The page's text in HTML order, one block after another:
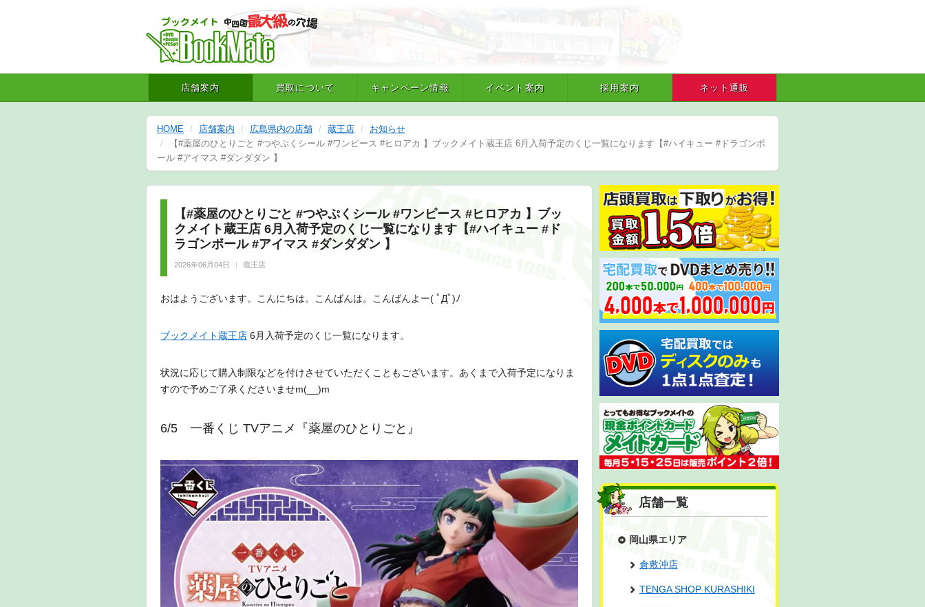
店舗案内 買取について キャンペーン情報 イベント案内 採用案内 ネット通販
HOME 店舗案内 広島県内の店舗 蔵王店
お知らせ
【#薬屋のひとりごと #つやぷくシール #ワンピース #ヒロアカ 】ブックメイト蔵王店 6月入荷予定のくじ一覧になります【#ハイキュー #ドラゴンボ
ール #アイマス #ダンダダン 】
【#薬屋のひとりごと #つやぷくシール #ワンピース #ヒロアカ 】ブッ
クメイト蔵王店 6月入荷予定のくじ一覧になります【#ハイキュー #ド
ラゴンボール #アイマス #ダンダダン 】
2026年06月04日 蔵王店
おはようございます。こんにちは。こんばんは。こんばんよー( ﾟДﾟ)ﾉ
ブックメイト蔵王店 6月入荷予定のくじ一覧になります。
状況に応じて購入制限などを付けさせていただくこともございます。あくまで入荷予定になりま
すので予めご了承くださいませm(__)m
6/5 一番くじ TVアニメ『薬屋のひとりごと』
店舗一覧
岡山県エリア
倉敷沖店
TENGA SHOP KURASHIKI